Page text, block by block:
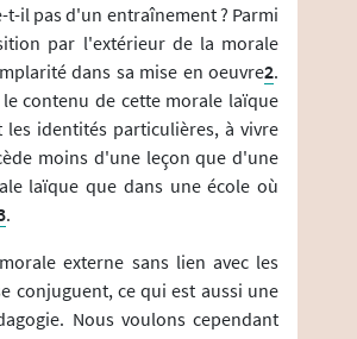
t-il pas d'un entraînement ? Parmi
par l'extérieur de la morale
dans sa mise en oeuvre2.
contenu de cette morale laïque
identités particulières, à vivre
moins d'une leçon que d'une
laïque que dans une école où
.
externe sans lien avec les
conjuguent, ce qui est aussi une
Nous voulons cependant